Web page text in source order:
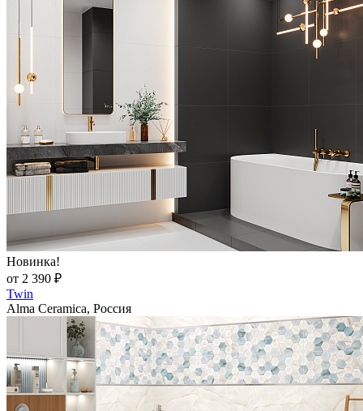
Новинка!
от 2 390 ₽
Twin
Alma Ceramica, Россия